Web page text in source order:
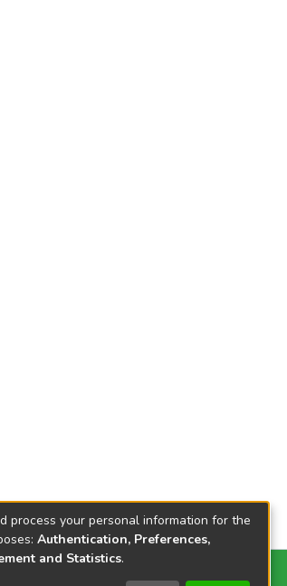
process your personal information for the
Authentication, Preferences,
and Statistics.